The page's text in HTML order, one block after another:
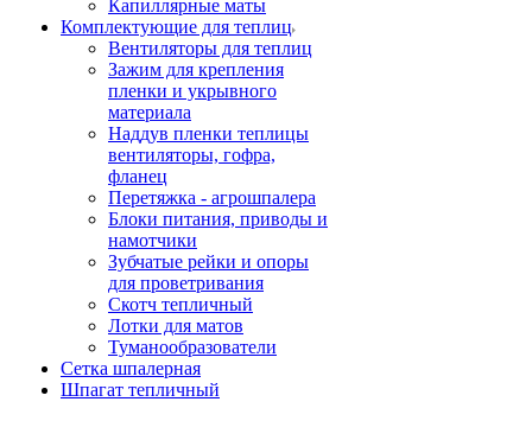
Капиллярные маты
Комплектующие для теплиц
Вентиляторы для теплиц
Зажим для крепления
пленки и укрывного
материала
Наддув пленки теплицы
вентиляторы, гофра,
фланец
Перетяжка - агрошпалера
Блоки питания, приводы и
намотчики
Зубчатые рейки и опоры
для проветривания
Скотч тепличный
Лотки для матов
Туманообразователи
Сетка шпалерная
Шпагат тепличный